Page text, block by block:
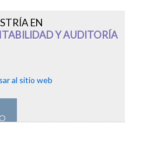
EN
Y AUDITORÍA
al sitio web